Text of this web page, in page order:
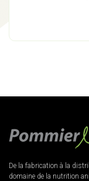
De la fabrication à la
domaine de la nutrition